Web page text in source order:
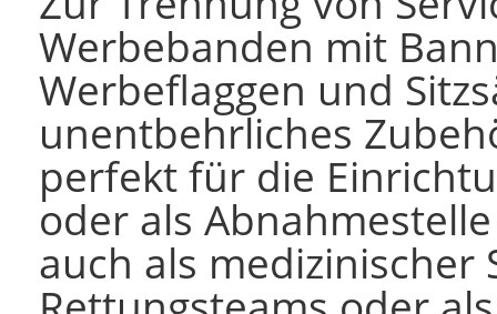
Werbebanden mit
Werbeflaggen und
unentbehrliches
perfekt für die
oder als
auch als